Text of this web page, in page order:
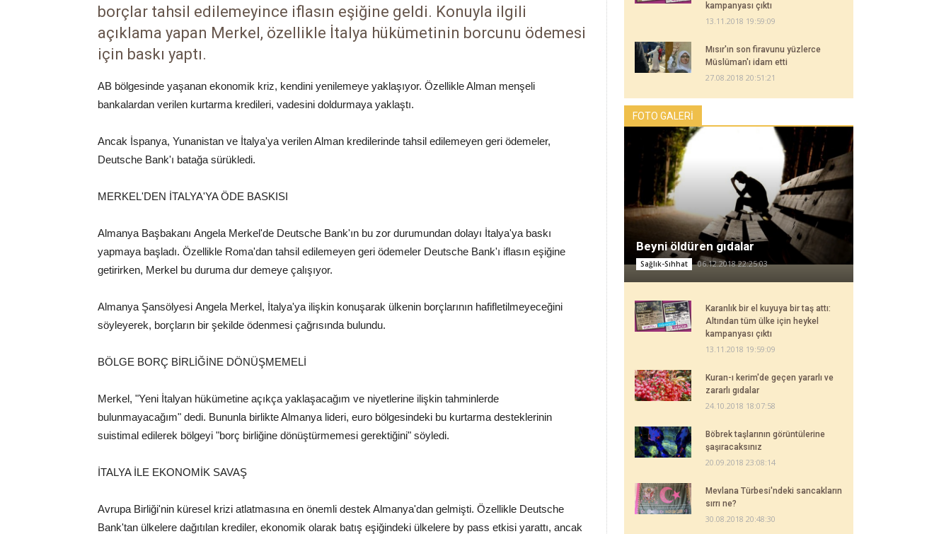
borçlar tahsil edilemeyince iflasın eşiğine geldi. Konuyla ilgili
açıklama yapan Merkel, özellikle İtalya hükümetinin borcunu ödemesi
için baskı yaptı.
AB bölgesinde yaşanan ekonomik kriz, kendini yenilemeye yaklaşıyor. Özellikle Alman menşeli
bankalardan verilen kurtarma kredileri, vadesini doldurmaya yaklaştı.
Ancak İspanya, Yunanistan ve İtalya'ya verilen Alman kredilerinde tahsil edilemeyen geri ödemeler,
Deutsche Bank'ı batağa sürükledi.
MERKEL'DEN İTALYA'YA ÖDE BASKISI
Almanya Başbakanı Angela Merkel'de Deutsche Bank'ın bu zor durumundan dolayı İtalya'ya baskı
yapmaya başladı. Özellikle Roma'dan tahsil edilemeyen geri ödemeler Deutsche Bank'ı iflasın eşiğine
getirirken, Merkel bu duruma dur demeye çalışıyor.
Almanya Şansölyesi Angela Merkel, İtalya'ya ilişkin konuşarak ülkenin borçlarının hafifletilmeyeceğini
söyleyerek, borçların bir şekilde ödenmesi çağrısında bulundu.
BÖLGE BORÇ BİRLİĞİNE DÖNÜŞMEMELİ
Merkel, "Yeni İtalyan hükümetine açıkça yaklaşacağım ve niyetlerine ilişkin tahminlerde
bulunmayacağım" dedi. Bununla birlikte Almanya lideri, euro bölgesindeki bu kurtarma desteklerinin
suistimal edilerek bölgeyi "borç birliğine dönüştürmemesi gerektiğini" söyledi.
İTALYA İLE EKONOMİK SAVAŞ
Avrupa Birliği'nin küresel krizi atlatmasına en önemli destek Almanya'dan gelmişti. Özellikle Deutsche
Bank'tan ülkelere dağıtılan krediler, ekonomik olarak batış eşiğindeki ülkelere by pass etkisi yarattı, ancak
kampanyası çıktı
13.11.2018 19:59:09
Mısır'ın son firavunu yüzlerce
Müslüman'ı idam etti
27.08.2018 20:51:21
FOTO GALERİ
Beyni öldüren gıdalar
Sağlık-Sıhhat 06.12.2018 22:25:03
Karanlık bir el kuyuya bir taş attı:
Altından tüm ülke için heykel
kampanyası çıktı
13.11.2018 19:59:09
Kuran-ı kerim'de geçen yararlı ve
zararlı gıdalar
24.10.2018 18:07:58
Böbrek taşlarının görüntülerine
şaşıracaksınız
20.09.2018 23:08:14
Mevlana Türbesi'ndeki sancakların
sırrı ne?
30.08.2018 20:48:30